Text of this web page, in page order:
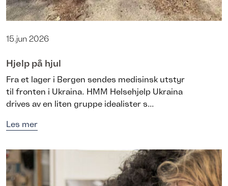
15.jun 2026
Hjelp på hjul
Fra et lager i Bergen sendes medisinsk utstyr
til fronten i Ukraina. HMM Helsehjelp Ukraina
drives av en liten gruppe idealister s...
Les mer